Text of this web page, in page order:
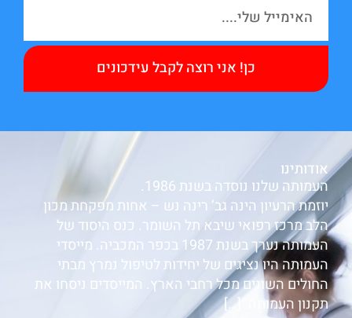
כן! אני רוצה לקבל עידכונים
אודותינו
העמותה שלנו נוסדה בשנת 1986.
יוזמת הרעיון הינה גב’ רינה נש – אחות מפקחת מכון
הלב מרכז רפואי שיבא תל השומר. כנס היסוד של
העמותה נערך בשנת 1987 בכפר המכביה. מייסדי
העמותה היו נציגים של יחידות לטיפול נמרץ מבתי
החולים השונים מכל רחבי הארץ. המייסדים ניסחו את
תקנון העמותה. […]